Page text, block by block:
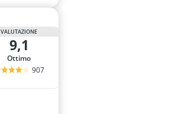
VALUTAZIONE
9,1
Ottimo
907